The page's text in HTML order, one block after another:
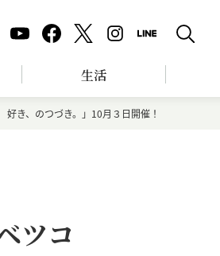
生活
き、のつづき。」10月３日開催！
ツコ